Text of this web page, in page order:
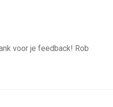
voor je feedback! Rob